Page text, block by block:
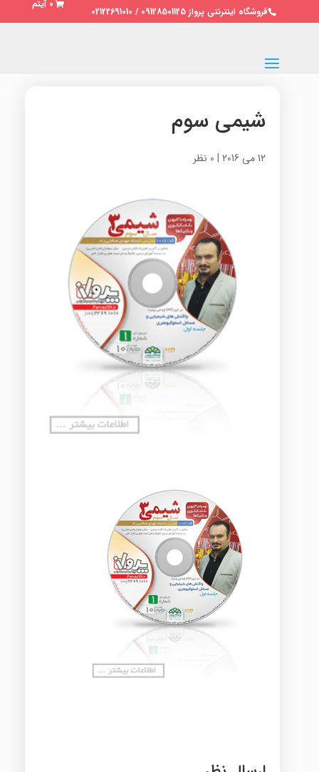
فروشگاه اینترنتی پرواز 09128501125 / 02122691010
0 آیتم
شیمی سوم
12 می 2016 | 0 نظر